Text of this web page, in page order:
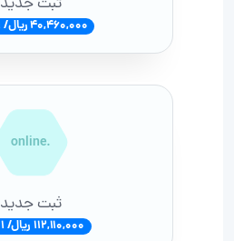
40,460,000 ریال/ 1 سال
.online
ثبت جدید
112,110,000 ریال/ 1 سال